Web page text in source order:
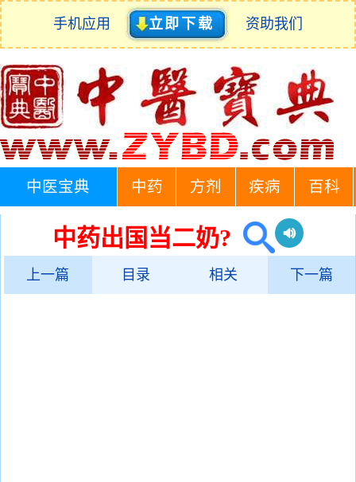
手机应用 立即下载 资助我们
中医宝典 中药 方剂 疾病 百科
中药出国当二奶?
上一篇 目录 相关 下一篇